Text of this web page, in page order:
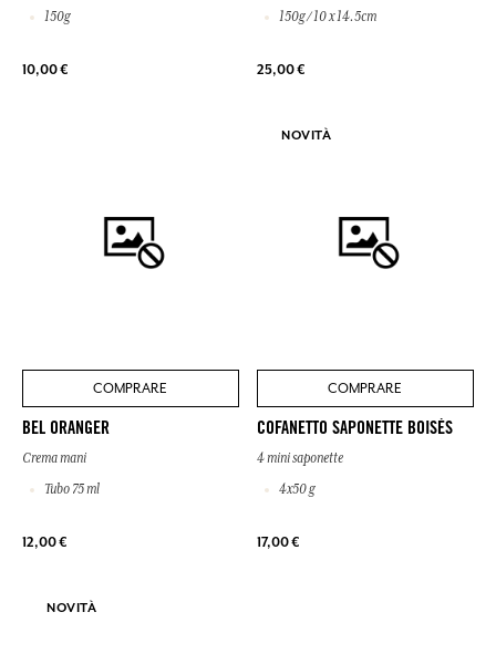
150g
10,00 €
150g / 10 x 14.5cm
25,00 €
COMPRARE
BEL ORANGER
Crema mani
Tubo 75 ml
12,00 €
NOVITÀ
COMPRARE
COFANETTO SAPONETTE BOISÉS
4 mini saponette
4x50 g
17,00 €
NOVITÀ